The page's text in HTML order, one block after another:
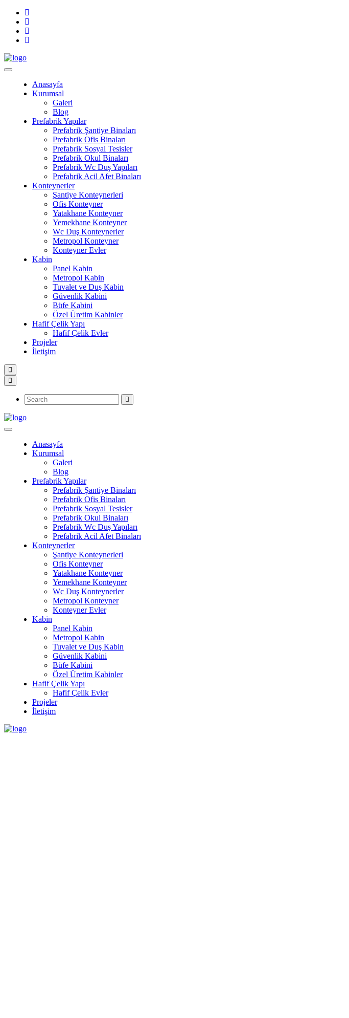
Anasayfa
Kurumsal
Galeri
Blog
Prefabrik Yapılar
Prefabrik Şantiye Binaları
Prefabrik Ofis Binaları
Prefabrik Sosyal Tesisler
Prefabrik Okul Binaları
Prefabrik Wc Duş Yapıları
Prefabrik Acil Afet Binaları
Konteynerler
Şantiye Konteynerleri
Ofis Konteyner
Yatakhane Konteyner
Yemekhane Konteyner
Wc Duş Konteynerler
Metropol Konteyner
Konteyner Evler
Kabin
Panel Kabin
Metropol Kabin
Tuvalet ve Duş Kabin
Güvenlik Kabini
Büfe Kabini
Özel Üretim Kabinler
Hafif Çelik Yapı
Hafif Çelik Evler
Projeler
İletişim
Anasayfa
Kurumsal
Galeri
Blog
Prefabrik Yapılar
Prefabrik Şantiye Binaları
Prefabrik Ofis Binaları
Prefabrik Sosyal Tesisler
Prefabrik Okul Binaları
Prefabrik Wc Duş Yapıları
Prefabrik Acil Afet Binaları
Konteynerler
Şantiye Konteynerleri
Ofis Konteyner
Yatakhane Konteyner
Yemekhane Konteyner
Wc Duş Konteynerler
Metropol Konteyner
Konteyner Evler
Kabin
Panel Kabin
Metropol Kabin
Tuvalet ve Duş Kabin
Güvenlik Kabini
Büfe Kabini
Özel Üretim Kabinler
Hafif Çelik Yapı
Hafif Çelik Evler
Projeler
İletişim